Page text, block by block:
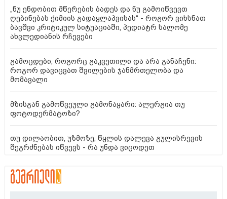
„ნუ ენდობით მწერების ბადეს და ნუ გამოიწვევთ
ღებინებას ქიმიის გადაყლაპვისას“ - როგორ ვიხსნათ
ბავშვი კრიტიკულ სიტუაციაში, პედიატრ სალომე
ახვლედიანის რჩევები
გამოცდები, როგორც გაკვეთილი და არა განაჩენი:
როგორ დავიცვათ შვილების ჯანმრთელობა და
მომავალი
მზისგან გამოწვეული გამონაყარი: ალერგია თუ
ფოტოდერმატოზი?
თუ დილაობით, უზმოზე, წყლის დალევა გულისრევის
შეგრძნებას იწვევს - რა უნდა ვიცოდეთ